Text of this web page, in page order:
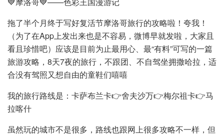
拖了半个月终于写好复活节摩洛哥旅行的攻略啦！夸我！
（为了在App上发出来也是不容易，微博早就发啦，大家且
看且珍惜吧）应该是目前为止最用心、最“有料”可写的一篇
旅游攻略，8天7夜的旅行，不跟团、不自驾坐拥撒哈拉，适
合没有驾照又想自由的童鞋们嘻嘻
我的旅行路线是：卡萨布兰卡👉舍夫沙万👉梅尔祖卡👉马
拉喀什
虽然玩的城市不是很多，路线也跟网上很多攻略不一样，但